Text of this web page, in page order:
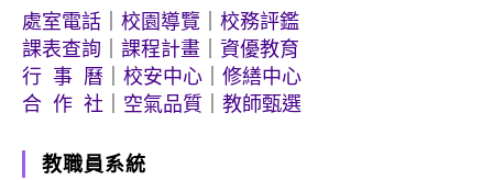
處室電話
校園導覽
校務評鑑
課表查詢
課程計畫
資優教育
行 事 曆
校安中心
修繕中心
合 作 社
空氣品質 教師甄選
教職員系統